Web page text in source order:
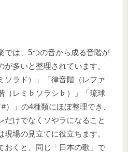
では、5つの音から成る音階が
多いと整理されています。
ソラド）」「律音階（レファ
（レミ♭ソラシ♭）」「琉球
）」の4種類にほぼ整理でき、
だけでなくソやラになること
現場の見立てに役立ちます。
おくと、同じ「日本の歌」で